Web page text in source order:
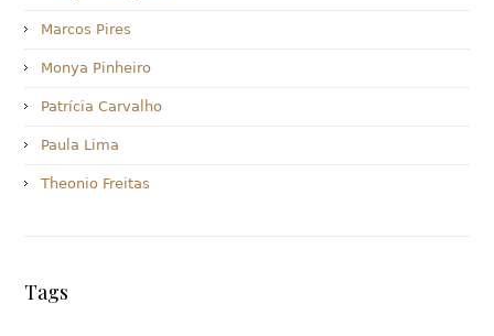
Marcos Pires
Monya Pinheiro
Patrícia Carvalho
Paula Lima
Theonio Freitas
Tags